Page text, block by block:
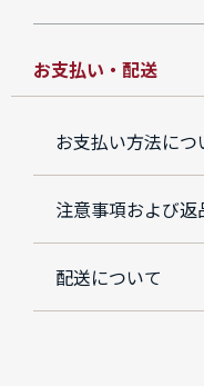
お支払い・配送
お支払い方法につ
注意事項および返
配送について